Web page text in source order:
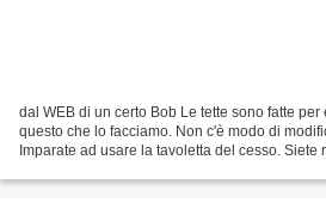
dal WEB di un certo Bob Le tette sono fatte
questo che lo facciamo. Non c'è modo di
Imparate ad usare la tavoletta del cesso. Siete